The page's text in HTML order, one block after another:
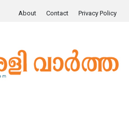
About Contact Privacy Policy